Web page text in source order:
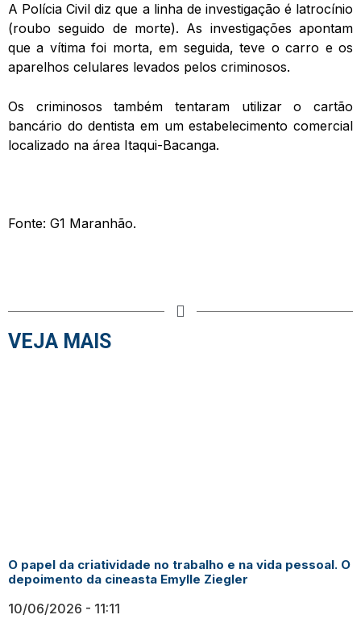
A Polícia Civil diz que a linha de investigação é latrocínio
(roubo seguido de morte). As investigações apontam
que a vítima foi morta, em seguida, teve o carro e os
aparelhos celulares levados pelos criminosos.
Os criminosos também tentaram utilizar o cartão
bancário do dentista em um estabelecimento comercial
localizado na área Itaqui-Bacanga.
Fonte: G1 Maranhão.
VEJA MAIS
O papel da criatividade no trabalho e na vida pessoal. O
depoimento da cineasta Emylle Ziegler
10/06/2026 11:11